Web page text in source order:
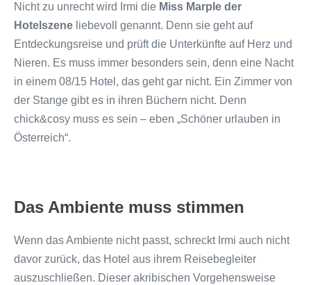
Nicht zu unrecht wird Irmi die Miss Marple der
Hotelszene liebevoll genannt. Denn sie geht auf
Entdeckungsreise und prüft die Unterkünfte auf Herz und
Nieren. Es muss immer besonders sein, denn eine Nacht
in einem 08/15 Hotel, das geht gar nicht. Ein Zimmer von
der Stange gibt es in ihren Büchern nicht. Denn
chick&cosy muss es sein – eben „Schöner urlauben in
Österreich“.
Das Ambiente muss stimmen
Wenn das Ambiente nicht passt, schreckt Irmi auch nicht
davor zurück, das Hotel aus ihrem Reisebegleiter
auszuschließen. Dieser akribischen Vorgehensweise